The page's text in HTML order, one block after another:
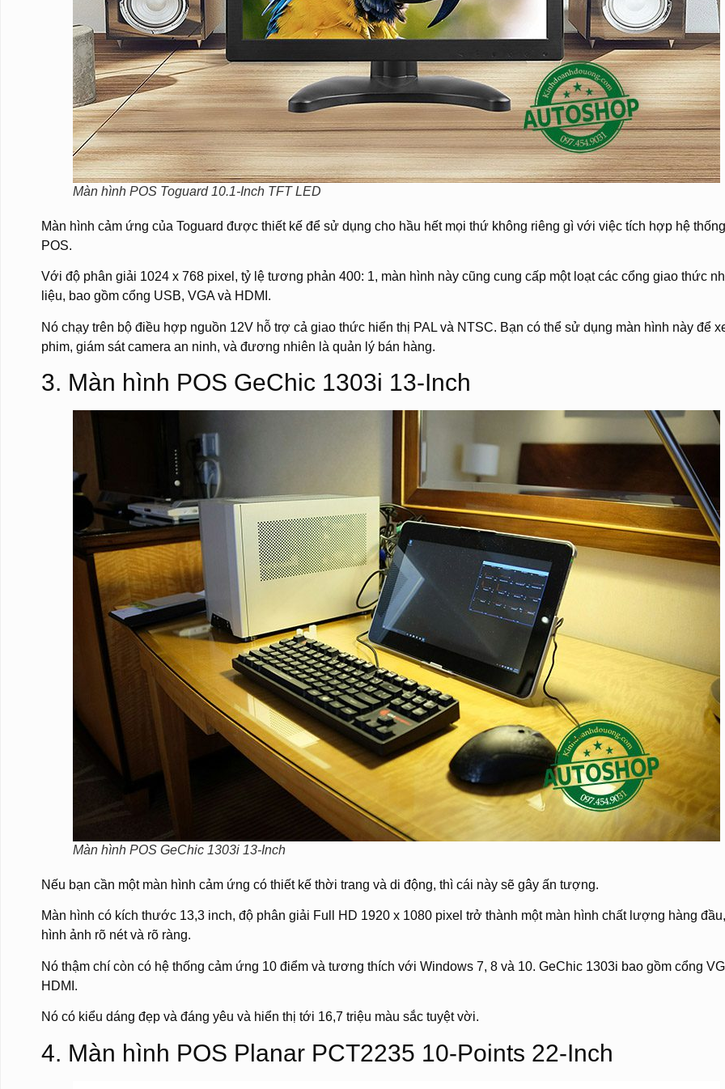
Màn hình POS Toguard 10.1-Inch TFT LED
Màn hình cảm ứng của Toguard được thiết kế để sử dụng cho hầu hết mọi thứ không riêng gì với việc tích hợp hệ thống
POS.
Với độ phân giải 1024 x 768 pixel, tỷ lệ tương phản 400: 1, màn hình này cũng cung cấp một loạt các cổng giao thức
liệu, bao gồm cổng USB, VGA và HDMI.
Nó chạy trên bộ điều hợp nguồn 12V hỗ trợ cả giao thức hiển thị PAL và NTSC. Bạn có thể sử dụng màn hình này để
phim, giám sát camera an ninh, và đương nhiên là quản lý bán hàng.
3. Màn hình POS GeChic 1303i 13-Inch
Màn hình POS GeChic 1303i 13-Inch
Nếu bạn cần một màn hình cảm ứng có thiết kế thời trang và di động, thì cái này sẽ gây ấn tượng.
Màn hình có kích thước 13,3 inch, độ phân giải Full HD 1920 x 1080 pixel trở thành một màn hình chất lượng hàng
hình ảnh rõ nét và rõ ràng.
Nó thậm chí còn có hệ thống cảm ứng 10 điểm và tương thích với Windows 7, 8 và 10. GeChic 1303i bao gồm cổng
HDMI.
Nó có kiểu dáng đẹp và đáng yêu và hiển thị tới 16,7 triệu màu sắc tuyệt vời.
4. Màn hình POS Planar PCT2235 10-Points 22-Inch